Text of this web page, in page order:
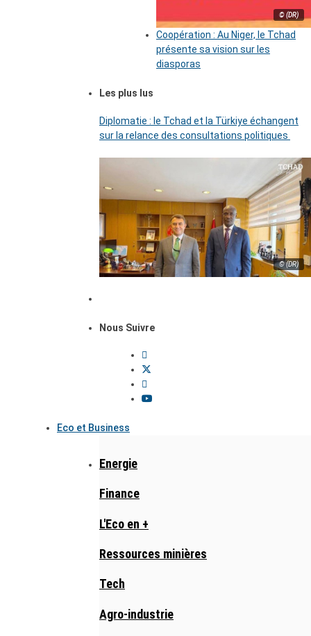
© (DR)
Coopération : Au Niger, le Tchad
présente sa vision sur les
diasporas
Les plus lus
Diplomatie : le Tchad et la Türkiye échangent
sur la relance des consultations politiques
© (DR)
Nous Suivre
Eco et Business
Energie
Finance
L'Eco en +
Ressources minières
Tech
Agro-industrie